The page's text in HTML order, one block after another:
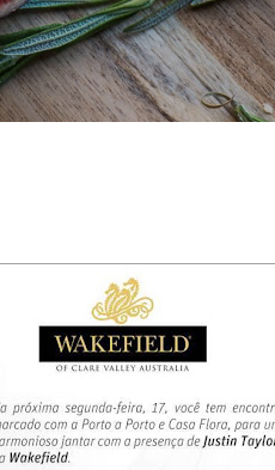
Pular para o conteúdo principal